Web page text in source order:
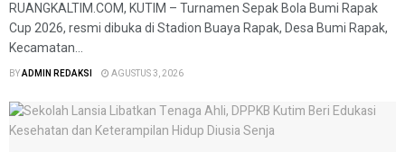
RUANGKALTIM.COM, KUTIM – Turnamen Sepak Bola Bumi Rapak
Cup 2026, resmi dibuka di Stadion Buaya Rapak, Desa Bumi Rapak,
Kecamatan...
BYADMIN REDAKSI AGUSTUS 3, 2026